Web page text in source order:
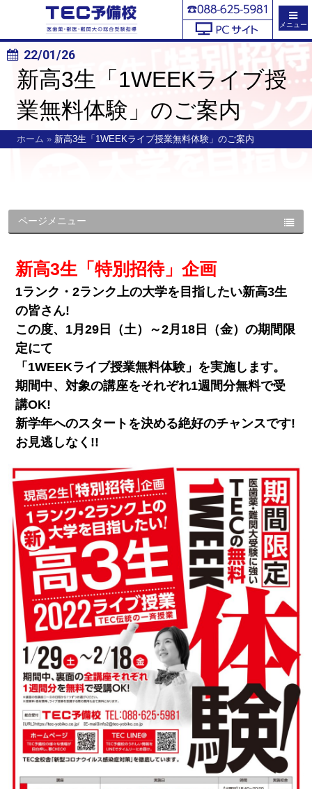
メニュー
22/01/26
新高3生「1WEEKライブ授
業無料体験」のご案内
ホーム » 新高3生「1WEEKライブ授業無料体験」のご案内
ページメニュー
新高3生「特別招待」企画
1ランク・2ランク上の大学を目指したい新高3生
の皆さん!
この度、1月29日（土）～2月18日（金）の期間限
定にて
「1WEEKライブ授業無料体験」を実施します。
期間中、対象の講座をそれぞれ1週間分無料で受
講OK!
新学年へのスタートを決める絶好のチャンスです!
お見逃しなく!!